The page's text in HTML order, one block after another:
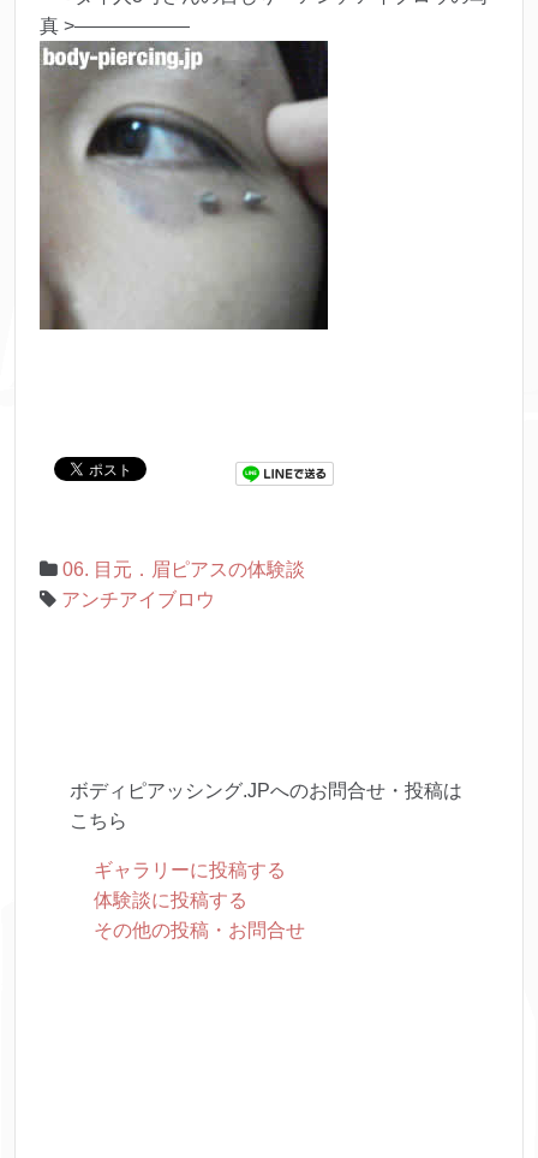
真 >——————
06. 目元．眉ピアスの体験談
アンチアイブロウ
ボディピアッシング.JPへのお問合せ・投稿は
こちら
ギャラリーに投稿する
体験談に投稿する
その他の投稿・お問合せ